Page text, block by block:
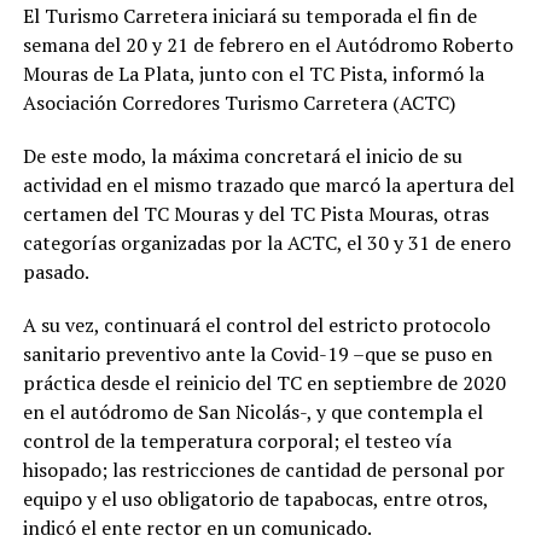
El Turismo Carretera iniciará su temporada el fin de
semana del 20 y 21 de febrero en el Autódromo Roberto
Mouras de La Plata, junto con el TC Pista, informó la
Asociación Corredores Turismo Carretera (ACTC)
De este modo, la máxima concretará el inicio de su
actividad en el mismo trazado que marcó la apertura del
certamen del TC Mouras y del TC Pista Mouras, otras
categorías organizadas por la ACTC, el 30 y 31 de enero
pasado.
A su vez, continuará el control del estricto protocolo
sanitario preventivo ante la Covid-19 –que se puso en
práctica desde el reinicio del TC en septiembre de 2020
en el autódromo de San Nicolás-, y que contempla el
control de la temperatura corporal; el testeo vía
hisopado; las restricciones de cantidad de personal por
equipo y el uso obligatorio de tapabocas, entre otros,
indicó el ente rector en un comunicado.